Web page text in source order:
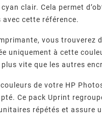
cyan clair. Cela permet
avec cette référence.
vous trouverez
uniquement à cette
vite que les autres
de votre HP
Ce pack Uprint
répétés et assure